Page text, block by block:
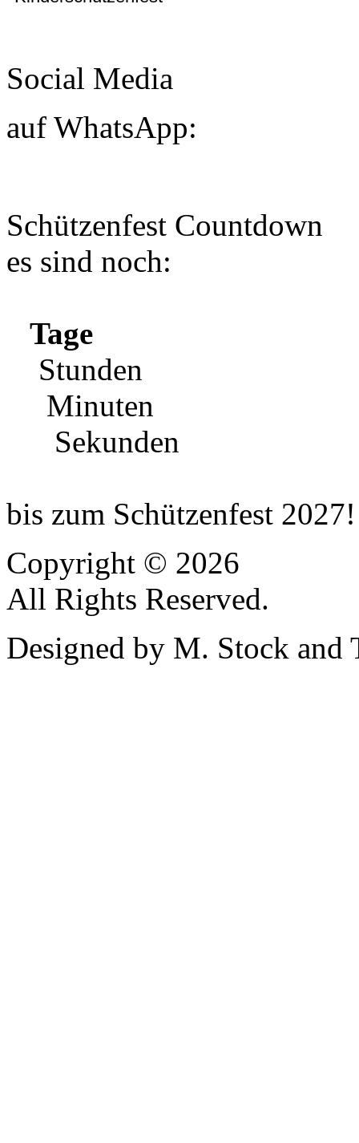
Social Media
auf WhatsApp:
Schützenfest Countdown
es sind noch:
Tage
Stunden
Minuten
Sekunden
bis zum Schützenfest 2027!
Copyright © 2026
All Rights Reserved.
Designed by M. Stock and